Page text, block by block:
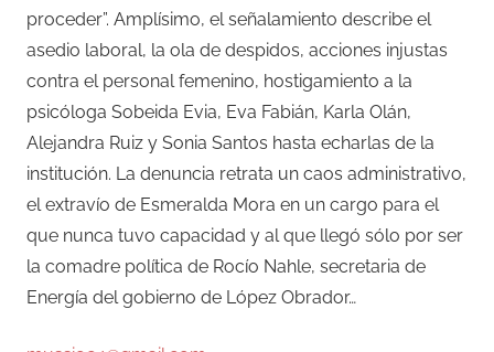
proceder”. Amplísimo, el señalamiento describe el
asedio laboral, la ola de despidos, acciones injustas
contra el personal femenino, hostigamiento a la
psicóloga Sobeida Evia, Eva Fabián, Karla Olán,
Alejandra Ruiz y Sonia Santos hasta echarlas de la
institución. La denuncia retrata un caos administrativo,
el extravío de Esmeralda Mora en un cargo para el
que nunca tuvo capacidad y al que llegó sólo por ser
la comadre política de Rocío Nahle, secretaria de
Energía del gobierno de López Obrador…